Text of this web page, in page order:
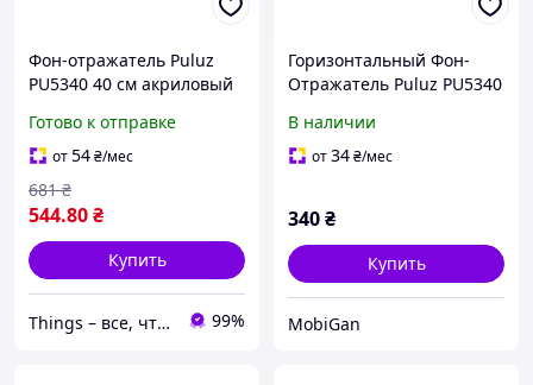
Фон-отражатель Puluz
PU5340 40 см акриловый
Готово к отправке
от54₴/мес
544.80₴
681 ₴
Купить
Things – все, что нужно, под рукой 99%
Горизонтальный Фон-
Отражатель Puluz PU5340
В наличии
от34₴/мес
340₴
Купить
MobiGan